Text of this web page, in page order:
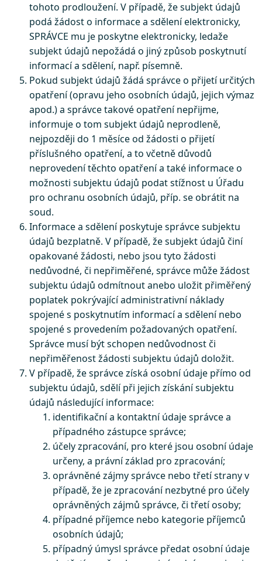
tohoto prodloužení. V případě, že subjekt údajů
podá žádost o informace a sdělení elektronicky,
SPRÁVCE mu je poskytne elektronicky, ledaže
subjekt údajů nepožádá o jiný způsob poskytnutí
informací a sdělení, např. písemně.
Pokud subjekt údajů žádá správce o přijetí určitých
opatření (opravu jeho osobních údajů, jejich výmaz
apod.) a správce takové opatření nepřijme,
informuje o tom subjekt údajů neprodleně,
nejpozději do 1 měsíce od žádosti o přijetí
příslušného opatření, a to včetně důvodů
neprovedení těchto opatření a také informace o
možnosti subjektu údajů podat stížnost u Úřadu
pro ochranu osobních údajů, příp. se obrátit na
soud.
Informace a sdělení poskytuje správce subjektu
údajů bezplatně. V případě, že subjekt údajů činí
opakované žádosti, nebo jsou tyto žádosti
nedůvodné, či nepřiměřené, správce může žádost
subjektu údajů odmítnout anebo uložit přiměřený
poplatek pokrývající administrativní náklady
spojené s poskytnutím informací a sdělení nebo
spojené s provedením požadovaných opatření.
Správce musí být schopen nedůvodnost či
nepřiměřenost žádosti subjektu údajů doložit.
V případě, že správce získá osobní údaje přímo od
subjektu údajů, sdělí při jejich získání subjektu
údajů následující informace:
identifikační a kontaktní údaje správce a
případného zástupce správce;
účely zpracování, pro které jsou osobní údaje
určeny, a právní základ pro zpracování;
oprávněné zájmy správce nebo třetí strany v
případě, že je zpracování nezbytné pro účely
oprávněných zájmů správce, či třetí osoby;
případné příjemce nebo kategorie příjemců
osobních údajů;
případný úmysl správce předat osobní údaje